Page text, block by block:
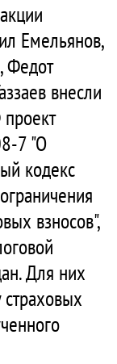
Емельянов,
Федот
внесли
7 "О
кодекс
взносов",
Для них
страховых